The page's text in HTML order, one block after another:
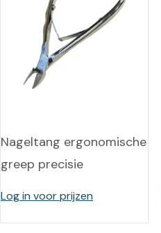
Nageltang ergonomische
greep precisie
Log in voor prijzen